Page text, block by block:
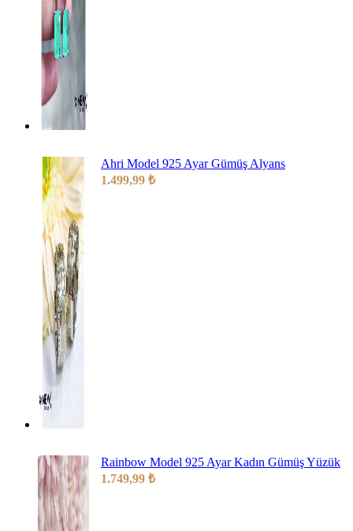
Ahri Model 925 Ayar Gümüş Alyans
1.499,99 ₺
Rainbow Model 925 Ayar Kadın Gümüş Yüzük
1.749,99 ₺